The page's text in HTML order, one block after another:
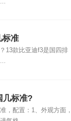
标准
13款比亚迪f3是国四排
几标准?
，配置：1、外观方面，